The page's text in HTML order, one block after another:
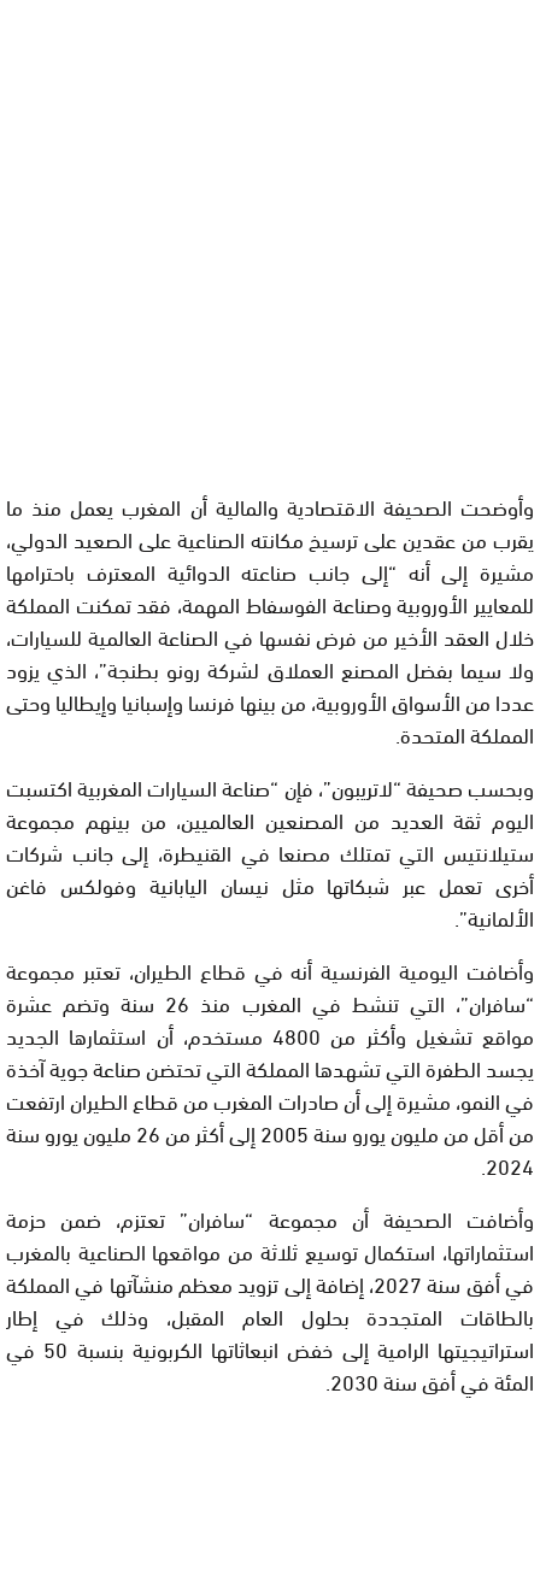
وأوضحت الصحيفة الاقتصادية والمالية أن المغرب يعمل منذ ما
يقرب من عقدين على ترسيخ مكانته الصناعية على الصعيد الدولي،
مشيرة إلى أنه “إلى جانب صناعته الدوائية المعترف باحترامها
للمعايير الأوروبية وصناعة الفوسفاط المهمة، فقد تمكنت المملكة
خلال العقد الأخير من فرض نفسها في الصناعة العالمية للسيارات،
ولا سيما بفضل المصنع العملاق لشركة رونو بطنجة”، الذي يزود
عددا من الأسواق الأوروبية، من بينها فرنسا وإسبانيا وإيطاليا وحتى
المملكة المتحدة.
وبحسب صحيفة “لاتريبون”، فإن “صناعة السيارات المغربية اكتسبت
اليوم ثقة العديد من المصنعين العالميين، من بينهم مجموعة
ستيلانتيس التي تمتلك مصنعا في القنيطرة، إلى جانب شركات
أخرى تعمل عبر شبكاتها مثل نيسان اليابانية وفولكس فاغن
الألمانية”.
وأضافت اليومية الفرنسية أنه في قطاع الطيران، تعتبر مجموعة
“سافران”، التي تنشط في المغرب منذ 26 سنة وتضم عشرة
مواقع تشغيل وأكثر من 4800 مستخدم، أن استثمارها الجديد
يجسد الطفرة التي تشهدها المملكة التي تحتضن صناعة جوية آخذة
في النمو، مشيرة إلى أن صادرات المغرب من قطاع الطيران ارتفعت
من أقل من مليون يورو سنة 2005 إلى أكثر من 26 مليون يورو سنة
2024.
وأضافت الصحيفة أن مجموعة “سافران” تعتزم، ضمن حزمة
استثماراتها، استكمال توسيع ثلاثة من مواقعها الصناعية بالمغرب
في أفق سنة 2027، إضافة إلى تزويد معظم منشآتها في المملكة
بالطاقات المتجددة بحلول العام المقبل، وذلك في إطار
استراتيجيتها الرامية إلى خفض انبعاثاتها الكربونية بنسبة 50 في
المئة في أفق سنة 2030.